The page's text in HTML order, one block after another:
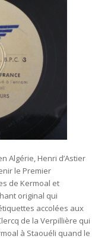
Algérie, Henri d’Astier
le Premier
de Kermoal et
original qui
accolées aux
de la Verpillière qui
à Staouéli quand le